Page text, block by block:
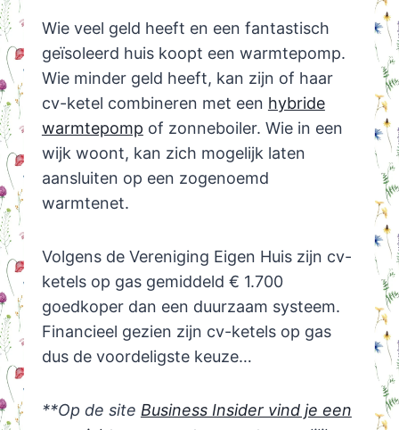
Wie veel geld heeft en een fantastisch
geïsoleerd huis koopt een warmtepomp.
Wie minder geld heeft, kan zijn of haar
cv-ketel combineren met een hybride
warmtepomp of zonneboiler. Wie in een
wijk woont, kan zich mogelijk laten
aansluiten op een zogenoemd
warmtenet.
Volgens de Vereniging Eigen Huis zijn cv-
ketels op gas gemiddeld € 1.700
goedkoper dan een duurzaam systeem.
Financieel gezien zijn cv-ketels op gas
dus de voordeligste keuze…
**Op de site Business Insider vind je een